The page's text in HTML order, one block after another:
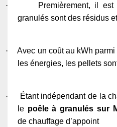
·
Premièrement, il
granulés sont des résidus
·
Avec un coût au kWh
les énergies, les pellets
·
Étant indépendant de la
le poêle à granulés sur
de chauffage d’appoint